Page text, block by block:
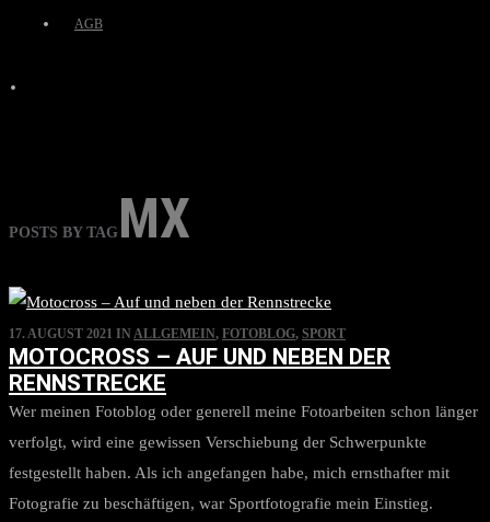
AGB
POSTS BY TAG MX
17. AUGUST 2021 IN ALLGEMEIN, FOTOBLOG, SPORT
MOTOCROSS – AUF UND NEBEN DER
RENNSTRECKE
Wer meinen Fotoblog oder generell meine Fotoarbeiten schon länger
verfolgt, wird eine gewissen Verschiebung der Schwerpunkte
festgestellt haben. Als ich angefangen habe, mich ernsthafter mit
Fotografie zu beschäftigen, war Sportfotografie mein Einstieg.